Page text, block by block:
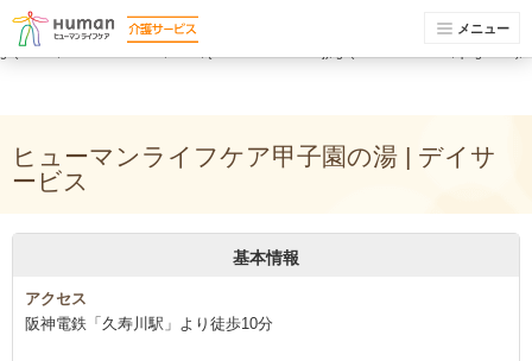
[]).push(arguments)},i[r].l=1*new Date();a=s.createElement(o), m=s.getElementsByTagName(o)
[0];a.async=1;a.src=g;m.parentNode.insertBefore(a,m) })(window,document,'script','//www.google-
analytics.com/analytics.js','ga'); ga('create', 'UA-74448429-1', 'auto'); ga('send', 'pageview');
メニュー
ヒューマンライフケア甲子園の湯 | デイサ
ービス
基本情報
アクセス
阪神電鉄「久寿川駅」より徒歩10分